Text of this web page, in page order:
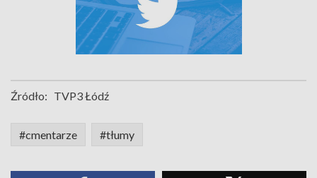
Źródło: TVP3 Łódź
#cmentarze #tłumy